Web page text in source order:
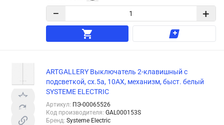
− +
ARTGALLERY Выключатель 2-клавишный с
подсветкой, сх.5а, 10АХ, механизм, быст. белый
SYSTEME ELECTRIC
Артикул: ПЭ-00065526
Код производителя: GAL000153S
Бренд: Systeme Electric